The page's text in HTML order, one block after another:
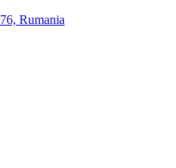
Rumania